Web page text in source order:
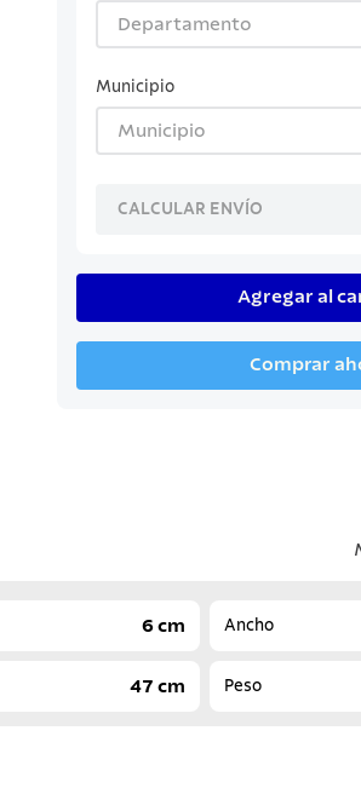
Departamento
Municipio
Municipio
CALCULAR ENVÍO
Agregar al
Comprar
6 cm Ancho
47 cm Peso